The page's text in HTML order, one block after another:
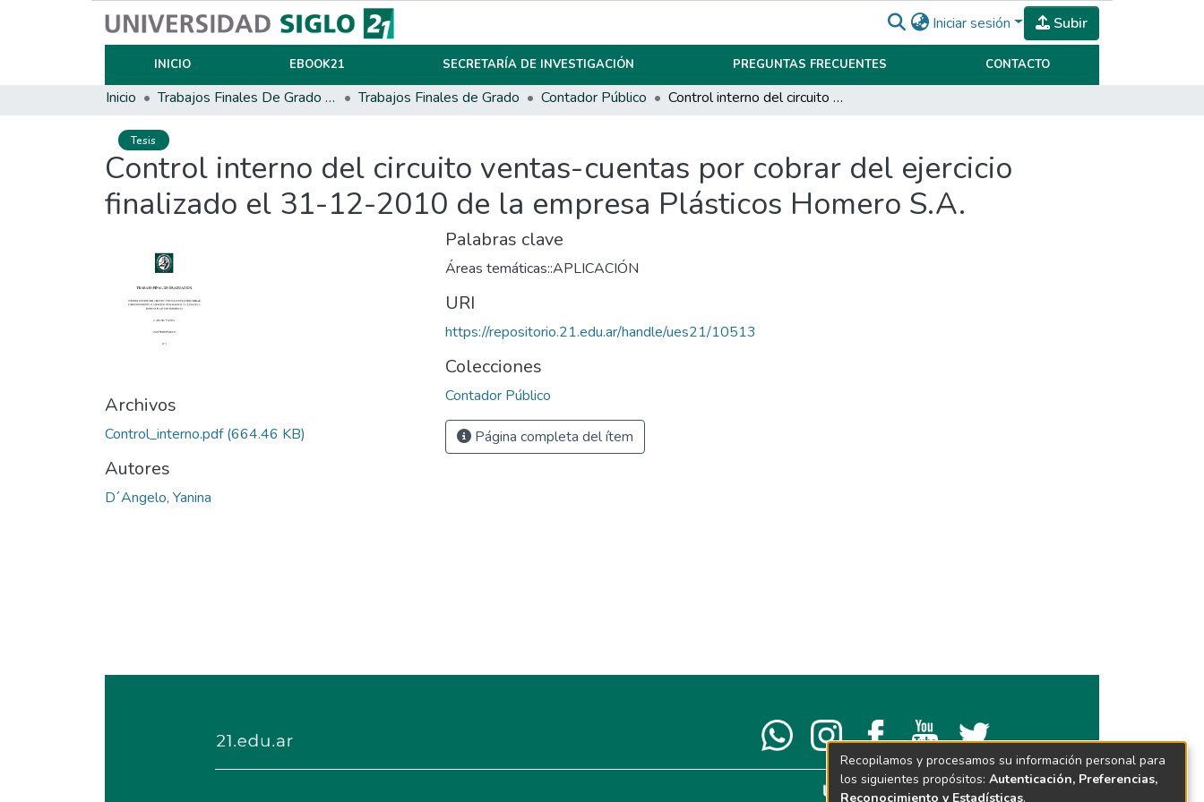
Iniciar sesión Subir
INICIO EBOOK21 SECRETARÍA DE INVESTIGACIÓN PREGUNTAS FRECUENTES CONTACTO
Inicio Trabajos Finales De Grado Y Posgrado Trabajos Finales de Grado Contador Público Control interno del circuito ventas-cuentas por cobrar del ejercicio finalizado el 31-12-2010 de la empresa Plásticos Homero S.A.
Tesis
Control interno del circuito ventas-cuentas por cobrar del ejercicio
finalizado el 31-12-2010 de la empresa Plásticos Homero S.A.
Archivos
Control_interno.pdf(664.46 KB)
Autores
D´Angelo, Yanina
Palabras clave
Áreas temáticas::APLICACIÓN
URI
https://repositorio.21.edu.ar/handle/ues21/10513
Colecciones
Contador Público
Página completa del ítem
Recopilamos y procesamos su información personal para
los siguientes propósitos: Autenticación, Preferencias,
Reconocimiento y Estadísticas.